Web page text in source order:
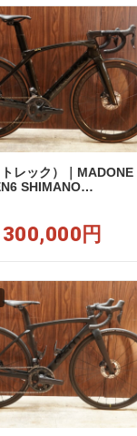
レック）｜MADONE
SHIMANO
300,000円